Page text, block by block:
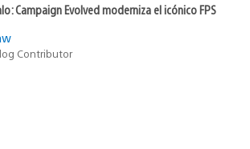
Campaign Evolved moderniza el icónico FPS
Contributor